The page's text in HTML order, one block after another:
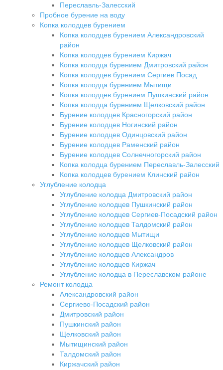
Переславль-Залесский
Пробное бурение на воду
Копка колодцев бурением
Копка колодцев бурением Александровский
район
Копка колодцев бурением Киржач
Копка колодца бурением Дмитровский район
Копка колодцев бурением Сергиев Посад
Копка колодца бурением Мытищи
Копка колодцев бурением Пушкинский район
Копка колодца бурением Щелковский район
Бурение колодцев Красногорский район
Бурение колодцев Ногинский район
Бурение колодцев Одинцовский район
Бурение колодцев Раменский район
Бурение колодцев Солнечногорский район
Копка колодца бурением Переславль-Залесский
Копка колодцев бурением Клинский район
Углубление колодца
Углубление колодца Дмитровский район
Углубление колодцев Пушкинский район
Углубление колодцев Сергиев-Посадский район
Углубление колодцев Талдомский район
Углубление колодцев Мытищи
Углубление колодцев Щелковский район
Углубление колодцев Александров
Углубление колодцев Киржач
Углубление колодца в Переславском районе
Ремонт колодца
Александровский район
Сергиево-Посадский район
Дмитровский район
Пушкинский район
Щелковский район
Мытищинский район
Талдомский район
Киржачский район